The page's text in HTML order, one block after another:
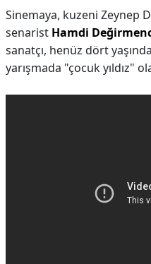
Sinemaya, kuzeni Zeynep
senarist Hamdi
sanatçı, henüz dört
yarışmada "çocuk yıldız"